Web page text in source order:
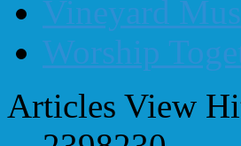
Vineyard
Worship
Articles View